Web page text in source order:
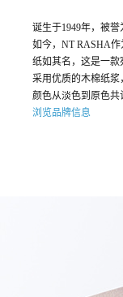
诞生于1949年，被
如今，NT RASHA
纸如其名，这是一
采用优质的木棉纸
颜色从淡色到原色
浏览品牌信息